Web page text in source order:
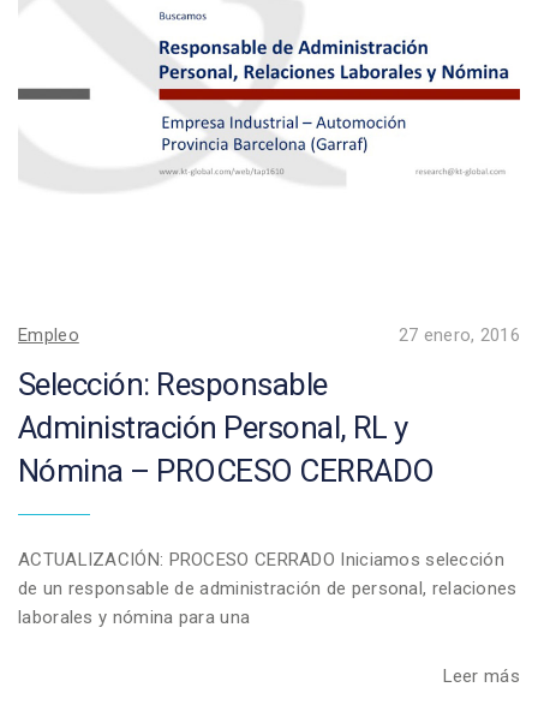
Empleo 27 enero, 2016
Selección: Responsable
Administración Personal, RL y
Nómina – PROCESO CERRADO
ACTUALIZACIÓN: PROCESO CERRADO Iniciamos selección
de un responsable de administración de personal, relaciones
laborales y nómina para una
Leer más